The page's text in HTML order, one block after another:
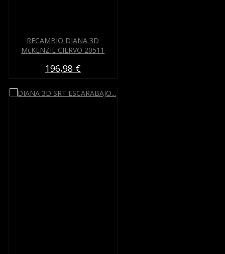
RECAMBIO DIANA 3D
McKENZIE CIERVO 20511
196,98 €